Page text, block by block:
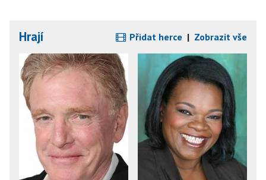
Hrají Přidat herce | Zobrazit vše